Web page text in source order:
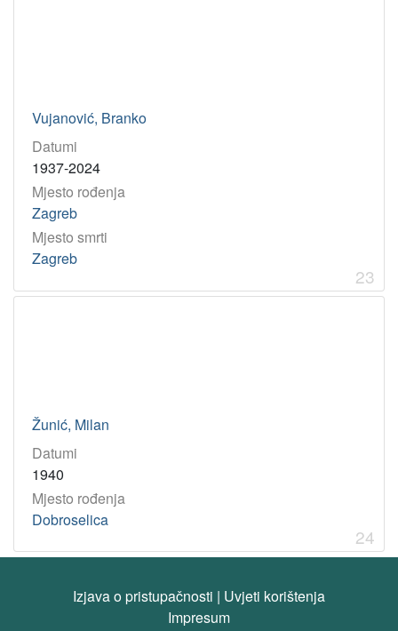
Vujanović, Branko
Datumi
1937-2024
Mjesto rođenja
Zagreb
Mjesto smrti
Zagreb
23
Žunić, Milan
Datumi
1940
Mjesto rođenja
Dobroselica
24
Izjava o pristupačnosti | Uvjeti korištenja
Impresum